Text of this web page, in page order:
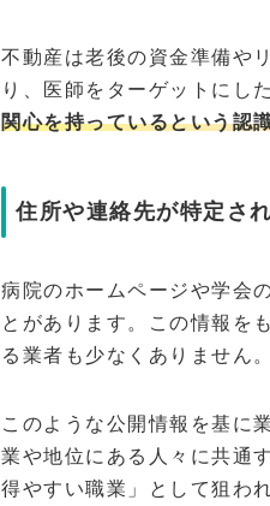
不動産は老後の資金準備や
り、医師をターゲットにし
関心を持っているという認
住所や連絡先が特定さ
病院のホームページや学会
とがあります。この情報を
る業者も少なくありません。
このような公開情報を基に
業や地位にある人々に共通
得やすい職業」として狙わ